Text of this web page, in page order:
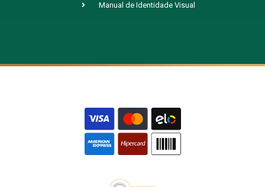
Manual de Identidade Visual